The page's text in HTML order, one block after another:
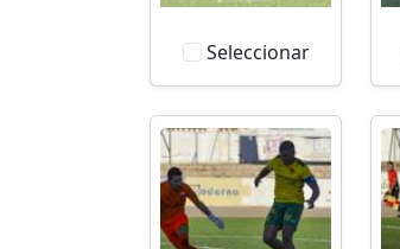
Seleccionar